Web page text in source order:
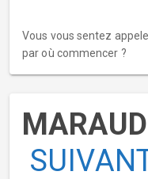
Vous vous sentez
par où commencer ?